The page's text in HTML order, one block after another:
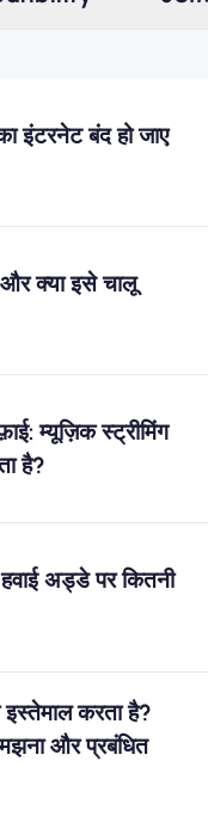
इंटरनेट बंद हो जाए
क्या इसे चालू
म्यूज़िक स्ट्रीमिंग
है?
अड्डे पर कितनी
इस्तेमाल करता है?
और प्रबंधित